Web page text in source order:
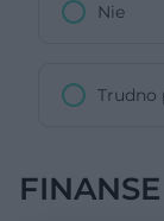
Nie
Trudno